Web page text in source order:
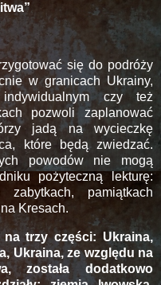
się do podróży
w granicach Ukrainy,
czy też
pozwoli zaplanować
jadą na wycieczkę
które będą zwiedzać.
powodów nie mogą
pożyteczną lekturę:
pamiątkach
Kresach.
na trzy części: Ukraina,
Ukraina, ze względu na
została dodatkowo